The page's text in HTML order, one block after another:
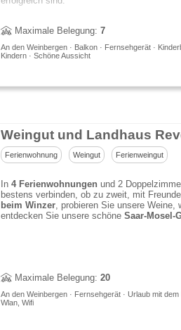
Maximale Belegung: 7
An den Weinbergen · Balkon · Fernsehgerät ·
Kindern · Schöne Aussicht
Weingut und Landhaus
Ferienwohnung Weingut Ferienweingut
In 4 Ferienwohnungen und 2
bestens verbinden, ob zu zweit, mit
beim Winzer, probieren Sie unsere Weine,
entdecken Sie unsere schöne Saar-Mosel-
Maximale Belegung: 20
An den Weinbergen · Fernsehgerät · Urlaub mit dem
Wlan, Wifi